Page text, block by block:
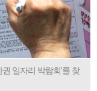
일자리 박람회'를 찾